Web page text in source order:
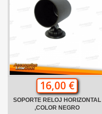
16,00 €
SOPORTE RELOJ HORIZONTAL
,COLOR NEGRO